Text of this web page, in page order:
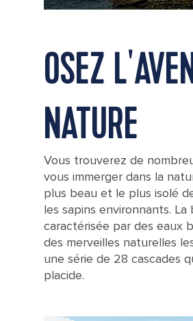
Hamsilos Bay has beautiful views
OSEZ
NATURE
Vous trouverez de
vous immerger dans la
plus beau et le plus isolé
les sapins environnants.
caractérisée par des eaux
des merveilles naturelles
une série de 28 cascades
placide.